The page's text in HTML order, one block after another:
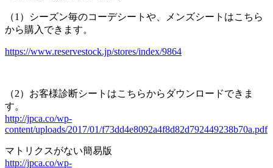
（1）シーズン毎のコーデシートや、メンズシートはこちら
から購入できます。
https://www.reservestock.jp/stores/index/9864
（2）お客様診断シートはこちらからダウンロードできま
す。
http://jpca.co/wp-
content/uploads/2017/01/f73dd4e8092a4f8d82d792449238b70a.pdf
マトリクスがない簡易版
http://jpca.co/wp-